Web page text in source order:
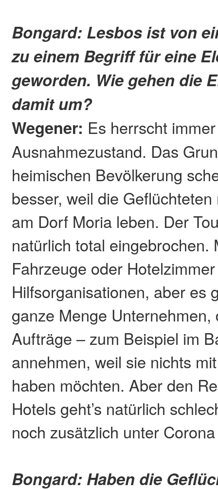
Bongard: Lesbos ist von
zu einem Begriff für eine
geworden. Wie gehen die
damit um?
Wegener: Es herrscht
Ausnahmezustand. Das
heimischen Bevölkerung
besser, weil die
am Dorf Moria leben. Der
natürlich total eingebrochen.
Fahrzeuge oder
Hilfsorganisationen, aber es
ganze Menge Unternehmen,
Aufträge – zum Beispiel im
annehmen, weil sie nichts
haben möchten. Aber den
Hotels geht’s natürlich
noch zusätzlich unter
Bongard: Haben die